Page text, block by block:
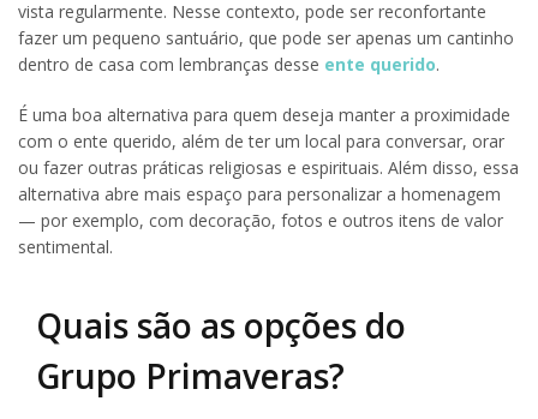
vista regularmente. Nesse contexto, pode ser reconfortante
fazer um pequeno santuário, que pode ser apenas um cantinho
dentro de casa com lembranças desse ente querido.
É uma boa alternativa para quem deseja manter a proximidade
com o ente querido, além de ter um local para conversar, orar
ou fazer outras práticas religiosas e espirituais. Além disso, essa
alternativa abre mais espaço para personalizar a homenagem
— por exemplo, com decoração, fotos e outros itens de valor
sentimental.
Quais são as opções do
Grupo Primaveras?